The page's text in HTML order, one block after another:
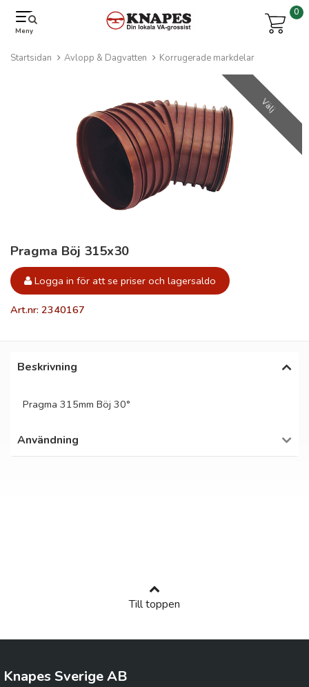
Meny
0
Startsidan Avlopp & Dagvatten Korrugerade markdelar
Välj
Pragma Böj 315x30
Logga in för att se priser och lagersaldo
Art.nr: 2340167
Beskrivning
Pragma 315mm Böj 30°
Användning
Till toppen
Knapes Sverige AB